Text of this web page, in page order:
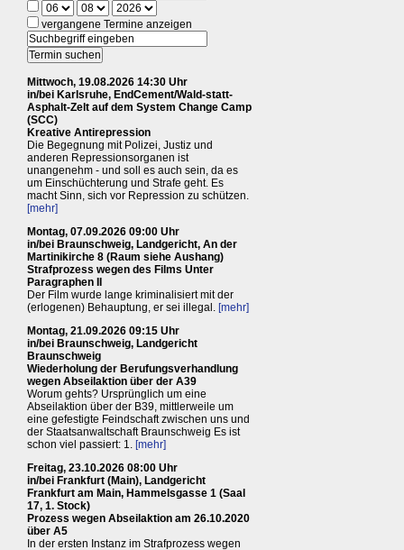
vergangene Termine anzeigen
Mittwoch, 19.08.2026 14:30 Uhr
in/bei Karlsruhe, EndCement/Wald-statt-
Asphalt-Zelt auf dem System Change Camp
(SCC)
Kreative Antirepression
Die Begegnung mit Polizei, Justiz und
anderen Repressionsorganen ist
unangenehm - und soll es auch sein, da es
um Einschüchterung und Strafe geht. Es
macht Sinn, sich vor Repression zu schützen.
[mehr]
Montag, 07.09.2026 09:00 Uhr
in/bei Braunschweig, Landgericht, An der
Martinikirche 8 (Raum siehe Aushang)
Strafprozess wegen des Films Unter
Paragraphen II
Der Film wurde lange kriminalisiert mit der
(erlogenen) Behauptung, er sei illegal. [mehr]
Montag, 21.09.2026 09:15 Uhr
in/bei Braunschweig, Landgericht
Braunschweig
Wiederholung der Berufungsverhandlung
wegen Abseilaktion über der A39
Worum gehts? Ursprünglich um eine
Abseilaktion über der B39, mittlerweile um
eine gefestigte Feindschaft zwischen uns und
der Staatsanwaltschaft Braunschweig Es ist
schon viel passiert: 1. [mehr]
Freitag, 23.10.2026 08:00 Uhr
in/bei Frankfurt (Main), Landgericht
Frankfurt am Main, Hammelsgasse 1 (Saal
17, 1. Stock)
Prozess wegen Abseilaktion am 26.10.2020
über A5
In der ersten Instanz im Strafprozess wegen